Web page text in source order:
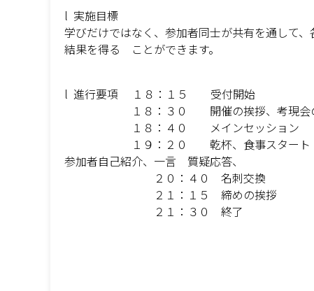
l 実施目標
学びだけではなく、参加者同士が共有を通して
結果を得る ことができます。
l 進行要項 １８：１５ 受付開始
１８：３０ 開催の挨拶、考現会の
１８：４０ メインセッション
１９：２０ 乾杯、食事スタート
参加者自己紹介、一言 質疑応答、
２０：４０ 名刺交換
２１：１５ 締めの挨拶
２１：３０ 終了